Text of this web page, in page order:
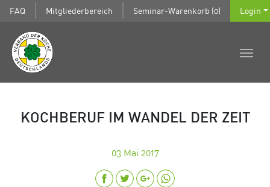
FAQ Mitgliederbereich Seminar-Warenkorb (0) Login
KOCHBERUF IM WANDEL DER ZEIT
03 Mai 2017